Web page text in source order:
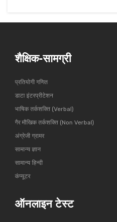
शैक्षिक-सामग्री
प्रतियोगी गणित
डाटा इंटरप्रीटेशन
भाषिक तर्कशक्ति (Verbal)
गैर मौखिक तर्कशक्ति (Non Verbal)
अंग्रेजी ग्रामर
सामान्य ज्ञान
सामान्य हिन्दी
कंप्यूटर
ऑनलाइन टेस्ट